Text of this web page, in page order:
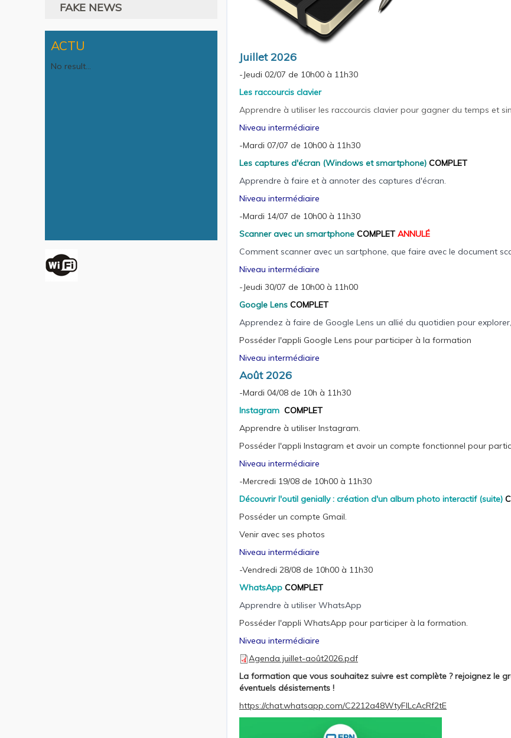
FAKE NEWS
ACTU
No result...
Juillet 2026
-Jeudi 02/07 de 10h00 à 11h30
Les raccourcis clavier
Apprendre à utiliser les raccourcis clavier pour gagner du temps et
Niveau intermédiaire
-Mardi 07/07 de 10h00 à 11h30
Les captures d'écran (Windows et smartphone) COMPLET
Apprendre à faire et à annoter des captures d'écran.
Niveau intermédiaire
-Mardi 14/07 de 10h00 à 11h30
Scanner avec un smartphone COMPLET ANNULÉ
Comment scanner avec un sartphone, que faire avec le document
Niveau intermédiaire
-Jeudi 30/07 de 10h00 à 11h00
Google Lens COMPLET
Apprendez à faire de Google Lens un allié du quotidien pour
Posséder l'appli Google Lens pour participer à la formation
Niveau intermédiaire
Août 2026
-Mardi 04/08 de 10h à 11h30
Instagram COMPLET
Apprendre à utiliser Instagram.
Posséder l'appli Instagram et avoir un compte fonctionnel pour
Niveau intermédiaire
-Mercredi 19/08 de 10h00 à 11h30
Découvrir l'outil genially : création d'un album photo interactif (suite)
Posséder un compte Gmail.
Venir avec ses photos
Niveau intermédiaire
-Vendredi 28/08 de 10h00 à 11h30
WhatsApp COMPLET
Apprendre à utiliser WhatsApp
Posséder l'appli WhatsApp pour participer à la formation.
Niveau intermédiaire
Agenda juillet-août2026.pdf
La formation que vous souhaitez suivre est complète ? rejoignez le
éventuels désistements !
https://chat.whatsapp.com/C2212a48WtyFILcAcRf2tE